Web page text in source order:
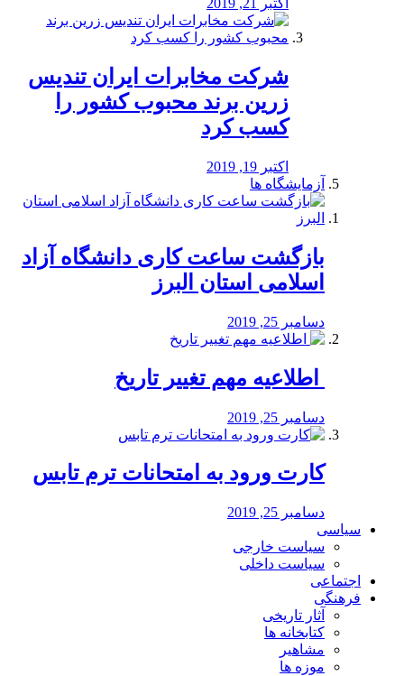
اکتبر 21, 2019
شرکت مخابرات ایران تندیس
زرین برند محبوب کشور را
کسب کرد
اکتبر 19, 2019
آزمایشگاه ها
بازگشت ساعت کاری دانشگاه آزاد
اسلامی استان البرز
دسامبر 25, 2019
️ اطلاعیه مهم تغییر تاریخ
دسامبر 25, 2019
کارت ورود به امتحانات ترم تابس
دسامبر 25, 2019
سیاسی
سیاست خارجی
سیاست داخلی
اجتماعی
فرهنگی
آثار تاریخی
کتابخانه ها
مشاهیر
موزه ها